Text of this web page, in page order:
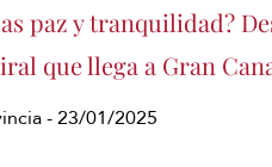
paz y tranquilidad?
que llega a Gran
- 23/01/2025